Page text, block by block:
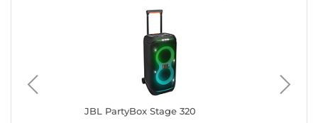
JBL PartyBox Stage 320